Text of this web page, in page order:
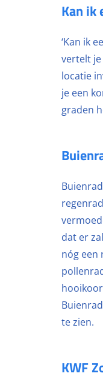
Kan ik
‘Kan ik
vertelt je
locatie
je een
graden
dat er
nóg een
te zien.
KWF